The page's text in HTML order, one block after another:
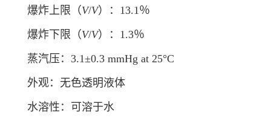
爆炸上限（V/V）：13.1％
爆炸下限（V/V）：1.3％
蒸汽压：3.1±0.3 mmHg at 25°C
外观：无色透明液体
水溶性：可溶于水